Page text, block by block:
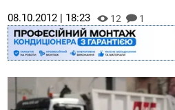
08.10.2012 | 18:23 12 1